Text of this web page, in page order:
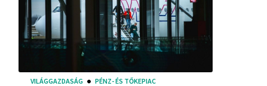
VILÁGGAZDASÁG PÉNZ- ÉS TŐKEPIAC